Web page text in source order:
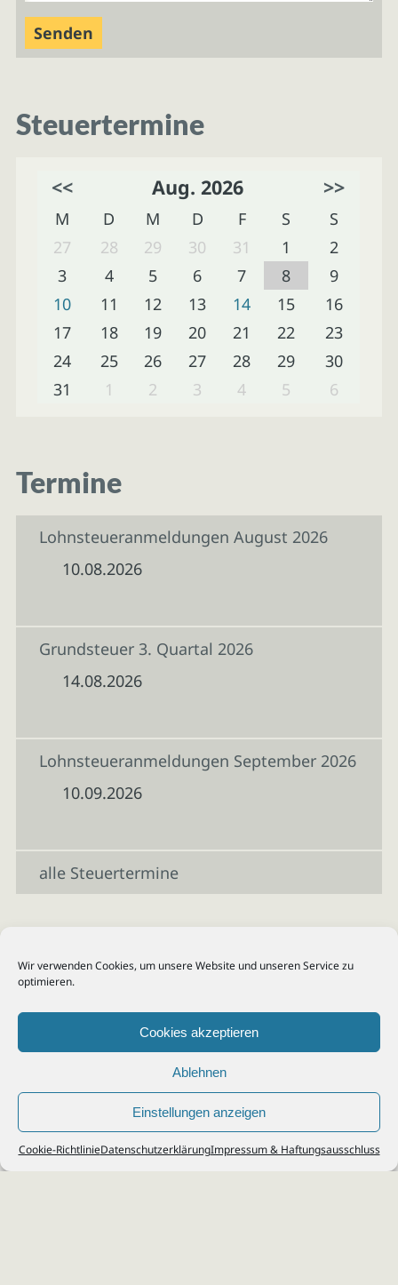
Wir verwenden Cookies, um unsere Website und unseren Service zu
optimieren.
Cookies akzeptieren
Ablehnen
Einstellungen anzeigen
Cookie-RichtlinieDatenschutzerklärungImpressum & Haftungsausschluss
Steuertermine
<< Aug. 2026 >>
M D M D F S
S
27
28 29 30 31 1
2
3
4 5 6 7 8
9
10
11 12 13 14 15
16
17
18 19 20 21 22
23
24
25 26 27 28 29
30
31
1 2 3 4 5 6
Termine
Lohnsteueranmeldungen August 2026
10.08.2026
Grundsteuer 3. Quartal 2026
14.08.2026
Lohnsteueranmeldungen September 2026
10.09.2026
alle Steuertermine
© 2026Steuerberater Kempf, Köln - Steuerberatung Poll, Porz, Deutz, Mülheim,